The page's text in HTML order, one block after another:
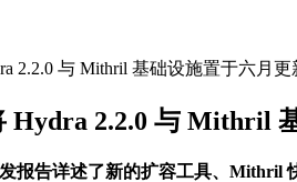
2.2.0 与 Mithril 基础设施置于六月
Hydra 2.2.0 与 Mithril
报告详述了新的扩容工具、Mithril